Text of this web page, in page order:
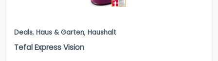
Deals, Haus & Garten, Haushalt
Tefal Express Vision